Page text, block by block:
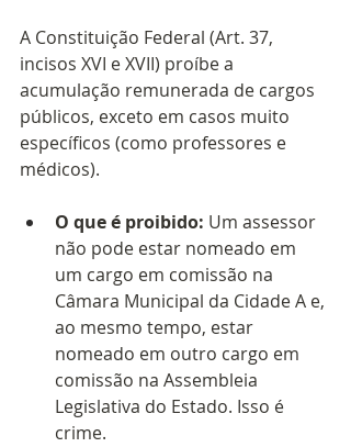
A Constituição Federal (Art. 37,
incisos XVI e XVII) proíbe a
acumulação remunerada de cargos
públicos, exceto em casos muito
específicos (como professores e
médicos).
O que é proibido: Um assessor
não pode estar nomeado em
um cargo em comissão na
Câmara Municipal da Cidade A e,
ao mesmo tempo, estar
nomeado em outro cargo em
comissão na Assembleia
Legislativa do Estado. Isso é
crime.